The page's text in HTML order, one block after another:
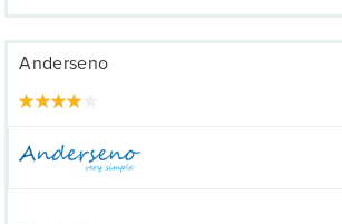
Anderseno